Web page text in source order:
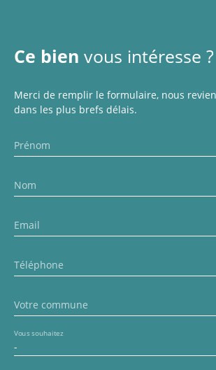
Ce bien vous intéresse ?
Merci de remplir le formulaire, nous
dans les plus brefs délais.
Prénom
Nom
Email
Téléphone
Votre commune
-
Vous souhaitez